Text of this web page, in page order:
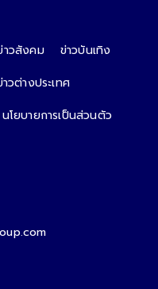
าวสังคม
ข่าวบันเทิง
าวต่างประเทศ
นโยบายการเป็นส่วนตัว